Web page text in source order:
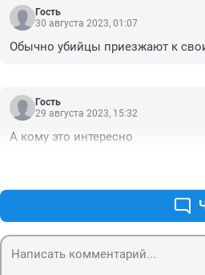
Гость
30 августа 2023, 01:07
Обычно убийцы приезжают к
Гость
29 августа 2023, 15:32
А кому это интересно